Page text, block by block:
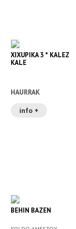
XIXUPIKA 3 * KALEZ
KALE
HAURRAK
info +
BEHIN BAZEN